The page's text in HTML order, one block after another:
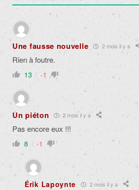
Une fausse nouvelle 2 mois il y a
Rien à foutre.
13 -1
Un piéton 2 mois il y a
Pas encore eux !!!
8 -1
Érik Lapoynte 2 mois il y a